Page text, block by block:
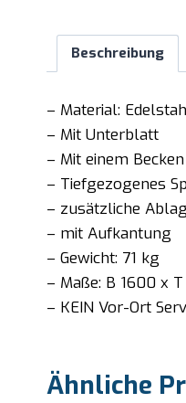
Beschreibung
– Material:
– Mit Unterblatt
– Mit einem Becken
– Tiefgezogenes
– zusätzliche
– mit Aufkantung
– Gewicht: 71 kg
– Maße: B 1600 x
– KEIN Vor-Ort
Ähnliche